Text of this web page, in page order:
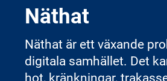
Näthat
Näthat är ett växande
digitala samhället. Det
hot, kränkningar,